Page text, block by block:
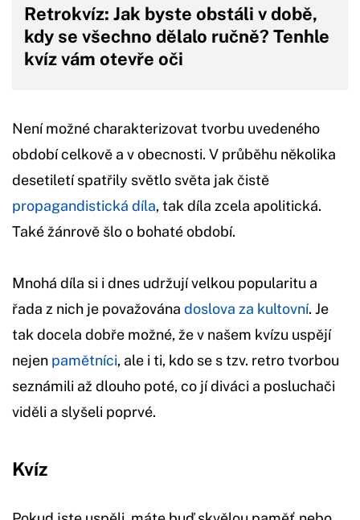
Retrokvíz: Jak byste obstáli v době,
kdy se všechno dělalo ručně? Tenhle
kvíz vám otevře oči
Není možné charakterizovat tvorbu uvedeného
období celkově a v obecnosti. V průběhu několika
desetiletí spatřily světlo světa jak čistě
propagandistická díla, tak díla zcela apolitická.
Také žánrově šlo o bohaté období.
Mnohá díla si i dnes udržují velkou popularitu a
řada z nich je považována doslova za kultovní. Je
tak docela dobře možné, že v našem kvízu uspějí
nejen pamětníci, ale i ti, kdo se s tzv. retro tvorbou
seznámili až dlouho poté, co jí diváci a posluchači
viděli a slyšeli poprvé.
Kvíz